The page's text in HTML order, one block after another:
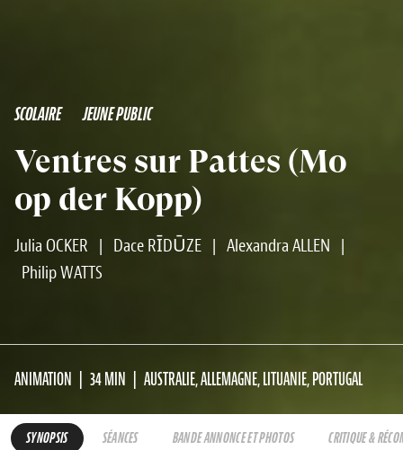
SCOLAIRE JEUNE PUBLIC
Ventres sur Pattes (Mo
op der Kopp)
Julia OCKER | Dace RĪDŪZE | Alexandra ALLEN |
Philip WATTS
ANIMATION 34 MIN AUSTRALIE, ALLEMAGNE, LITUANIE, PORTUGAL
SYNOPSIS SÉANCES BANDE ANNONCE ET PHOTOS CRITIQUE &